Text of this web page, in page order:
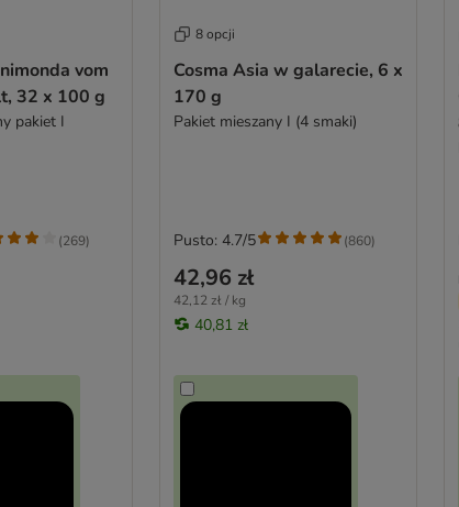
vom
32 x 100 g
pakiet I
(269)
8 opcji
Cosma Asia w galarecie, 6 x
170 g
Pakiet mieszany I (4 smaki)
42,96 zł
42,12 zł / kg
40,81 zł
Pusto: 4.7/5 (860)